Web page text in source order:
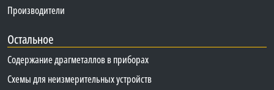
Производители
Остальное
Содержание драгметаллов в приборах
Схемы для неизмерительных устройств